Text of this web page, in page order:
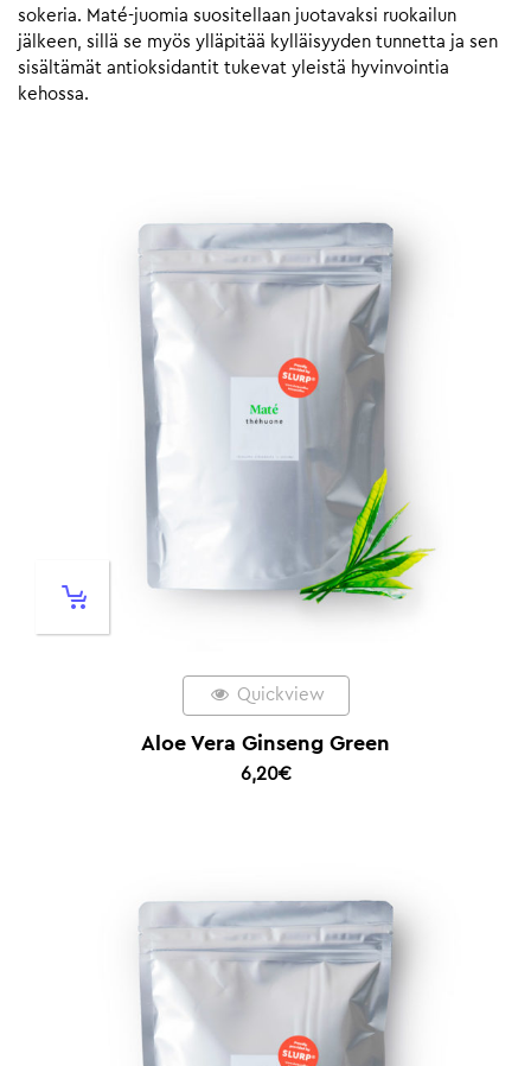
sokeria. Maté-juomia suositellaan juotavaksi ruokailun
jälkeen, sillä se myös ylläpitää kylläisyyden tunnetta ja sen
sisältämät antioksidantit tukevat yleistä hyvinvointia
kehossa.
Quickview
Aloe Vera Ginseng Green
6,20€